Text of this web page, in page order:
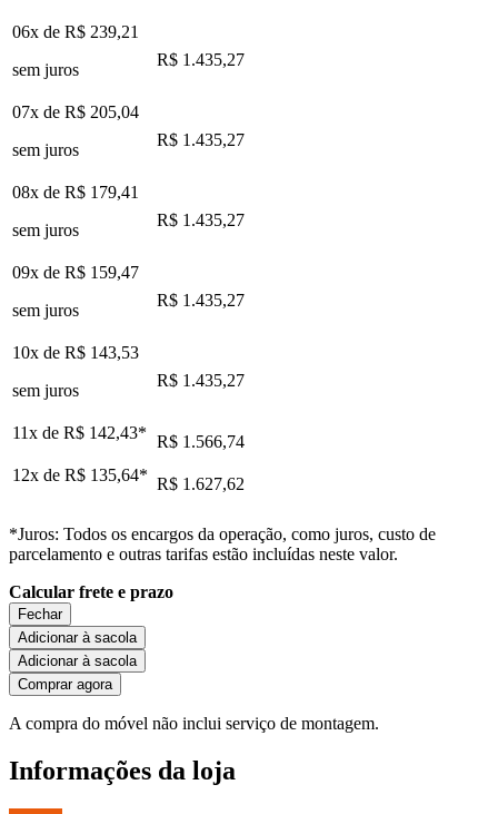
06x de R$ 239,21
sem juros
R$ 1.435,27
07x de R$ 205,04
sem juros
R$ 1.435,27
08x de R$ 179,41
sem juros
R$ 1.435,27
09x de R$ 159,47
sem juros
R$ 1.435,27
10x de R$ 143,53
sem juros
R$ 1.435,27
11x de R$ 142,43* R$ 1.566,74
12x de R$ 135,64* R$ 1.627,62
*Juros: Todos os encargos da operação, como juros, custo de
parcelamento e outras tarifas estão incluídas neste valor.
Calcular frete e prazo
Fechar
Adicionar à sacola
Adicionar à sacola
Comprar agora
A compra do móvel não inclui serviço de montagem.
Informações da loja